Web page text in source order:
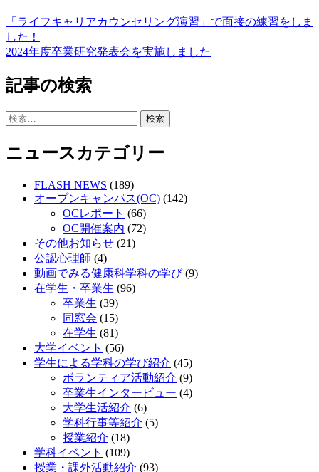
投
稿
ビ
ゲ
シ
「ライフキャリアカウンセリング演習」で面接の練習をしま
した！
2024年度卒業研究発表会を実施しました
記事の検索
検
ニュースカテゴリー
FLASH NEWS (189)
オープンキャンパス(OC) (142)
OCレポート (66)
OC開催案内 (72)
その他お知らせ (21)
公認心理師 (4)
動画でみる健康科学科の学び(9)
在学生・卒業生 (96)
卒業生 (39)
同窓会 (15)
在学生 (81)
大学イベント (56)
学生による学科の学び紹介 (45)
ボランティア活動紹介 (9)
卒業生インタービュー (4)
大学生活紹介 (6)
学科行事等紹介 (5)
授業紹介 (18)
学科イベント (109)
授業・課外活動紹介 (93)